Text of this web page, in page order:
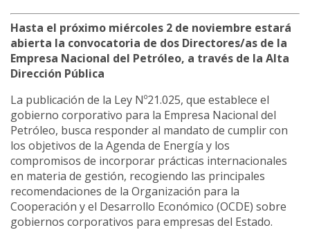
Hasta el próximo miércoles 2 de noviembre estará
abierta la convocatoria de dos Directores/as de la
Empresa Nacional del Petróleo, a través de la Alta
Dirección Pública
La publicación de la Ley Nº21.025, que establece el
gobierno corporativo para la Empresa Nacional del
Petróleo, busca responder al mandato de cumplir con
los objetivos de la Agenda de Energía y los
compromisos de incorporar prácticas internacionales
en materia de gestión, recogiendo las principales
recomendaciones de la Organización para la
Cooperación y el Desarrollo Económico (OCDE) sobre
gobiernos corporativos para empresas del Estado.